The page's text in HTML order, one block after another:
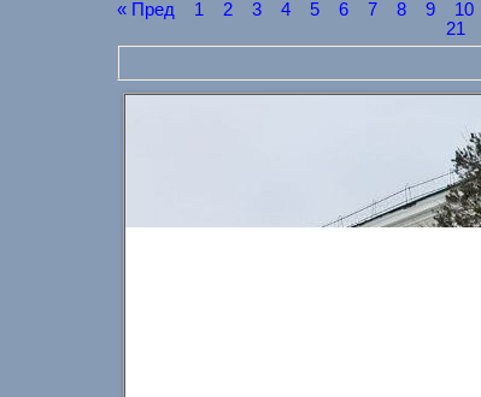
« Пред 1 2 3 4 5 6 7 8 9 10
21